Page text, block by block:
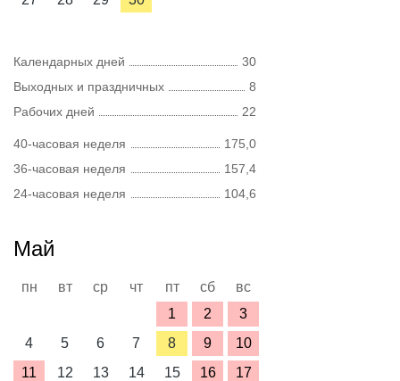
Календарных дней
30
Выходных и праздничных
8
Рабочих дней
22
40-часовая неделя
175,0
36-часовая неделя
157,4
24-часовая неделя
104,6
Май
пн вт ср чт пт сб
вс
1
2
3
4
5 6 7 8 9
10
11
12 13 14 15 16
17